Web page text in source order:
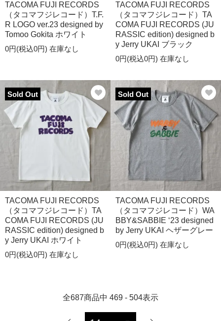
TACOMA FUJI RECORDS
（タコマフジレコード）T.F.
R LOGO ver.23 designed by
Tomoo Gokita ホワイト
0円(税込0円) 在庫なし
TACOMA FUJI RECORDS
（タコマフジレコード）TA
COMA FUJI RECORDS (JU
RASSIC edition) designed b
y Jerry UKAI ブラック
0円(税込0円) 在庫なし
Sold Out
TACOMA FUJI RECORDS
（タコマフジレコード）TA
COMA FUJI RECORDS (JU
RASSIC edition) designed b
y Jerry UKAI ホワイト
0円(税込0円) 在庫なし
Sold Out
TACOMA FUJI RECORDS
（タコマフジレコード）WA
BBY&SABBIE ‘23 designed
by Jerry UKAI ヘザーグレー
0円(税込0円) 在庫なし
全687商品中 469 - 504表示